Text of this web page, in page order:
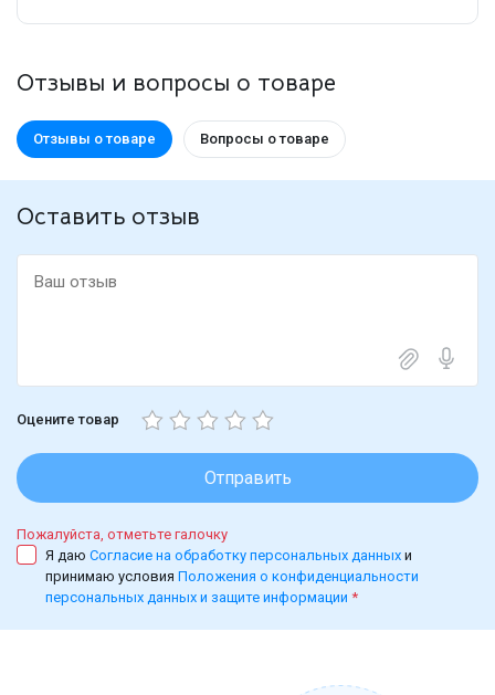
Отзывы и вопросы о товаре
Отзывы о товаре Вопросы о товаре
Оставить отзыв
Оцените товар
Отправить
Пожалуйста, отметьте галочку
Я даю Согласие на обработку персональных данных и
принимаю условия Положения о конфиденциальности
персональных данных и защите информации *